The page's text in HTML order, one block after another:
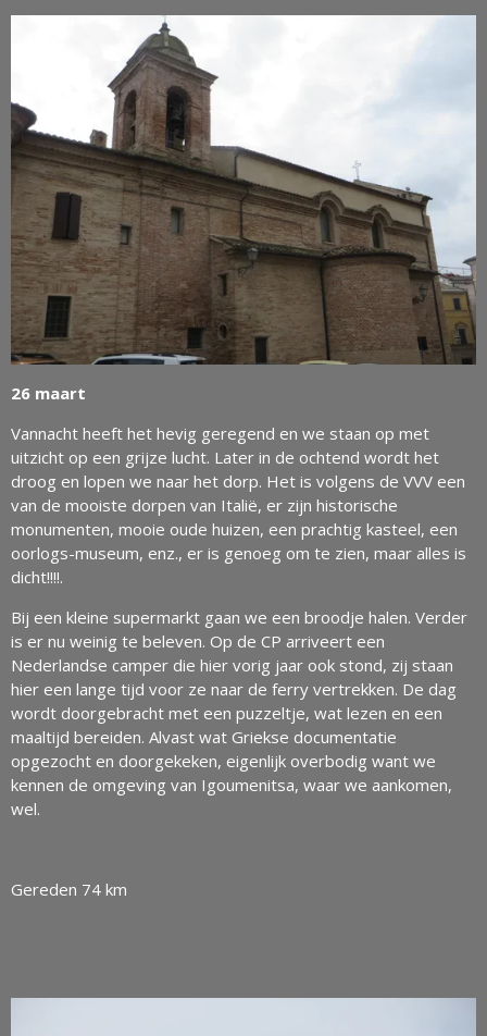
26 maart
Vannacht heeft het hevig geregend en we staan op met
uitzicht op een grijze lucht. Later in de ochtend wordt het
droog en lopen we naar het dorp. Het is volgens de VVV een
van de mooiste dorpen van Italië, er zijn historische
monumenten, mooie oude huizen, een prachtig kasteel, een
oorlogs-museum, enz., er is genoeg om te zien, maar alles is
dicht!!!!.
Bij een kleine supermarkt gaan we een broodje halen. Verder
is er nu weinig te beleven. Op de CP arriveert een
Nederlandse camper die hier vorig jaar ook stond, zij staan
hier een lange tijd voor ze naar de ferry vertrekken. De dag
wordt doorgebracht met een puzzeltje, wat lezen en een
maaltijd bereiden. Alvast wat Griekse documentatie
opgezocht en doorgekeken, eigenlijk overbodig want we
kennen de omgeving van Igoumenitsa, waar we aankomen,
wel.
Gereden 74 km